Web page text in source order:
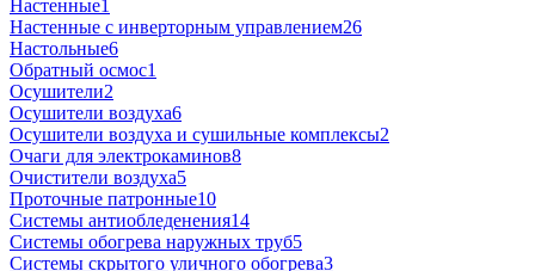
Настенные1
Настенные с инверторным управлением26
Настольные6
Обратный осмос1
Осушители2
Осушители воздуха6
Осушители воздуха и сушильные комплексы2
Очаги для электрокаминов8
Очистители воздуха5
Проточные патронные10
Системы антиобледенения14
Системы обогрева наружных труб5
Системы скрытого уличного обогрева3